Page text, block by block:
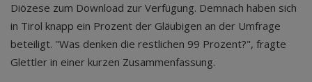
Diözese zum Download zur Verfügung. Demnach haben sich
in Tirol knapp ein Prozent der Gläubigen an der Umfrage
beteiligt. "Was denken die restlichen 99 Prozent?", fragte
Glettler in einer kurzen Zusammenfassung.